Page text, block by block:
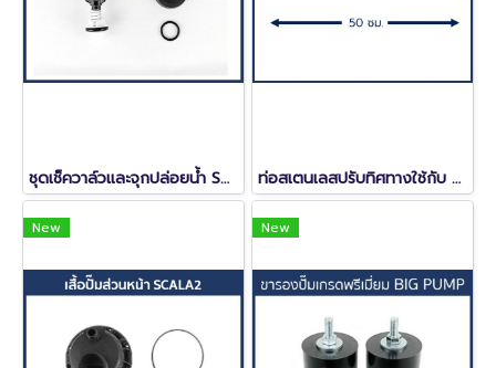
ชุดเช็ควาล์วและจุกปล่อยน้ำ SCALA2 ท่อสเตนเลสปรับทิศทางใช้กับ SCALA2 ยาว 50 ซม. (1 เส้น)
New New